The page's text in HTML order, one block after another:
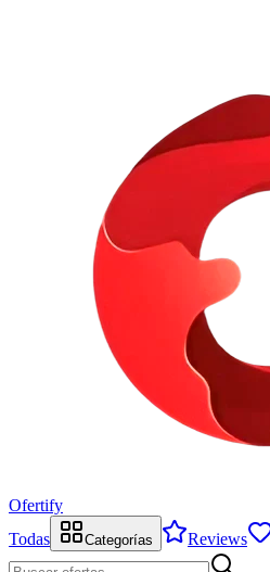
Ofertify
Todas
Categorías Reviews